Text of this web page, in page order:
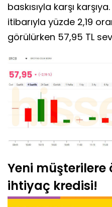
baskısıyla karşı
itibarıyla yüzde 2,19
görülürken 57,95 TL
Yeni müşterilere
ihtiyaç kredisi!